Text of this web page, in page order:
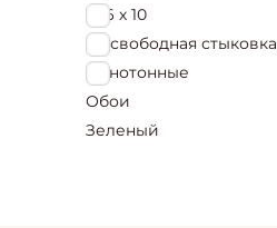
1,06 х 10
64 свободная стыковка
Однотонные
Обои
Зеленый